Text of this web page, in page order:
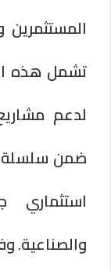
تشمل هذه
لدعم
ضمن سلسلة
استثماري
والصناعية.